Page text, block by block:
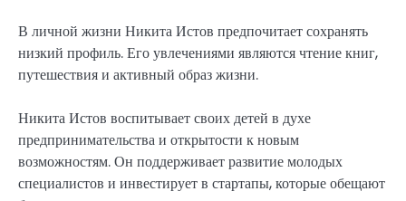
В личной жизни Никита Истов предпочитает сохранять
низкий профиль. Его увлечениями являются чтение книг,
путешествия и активный образ жизни.
Никита Истов воспитывает своих детей в духе
предпринимательства и открытости к новым
возможностям. Он поддерживает развитие молодых
специалистов и инвестирует в стартапы, которые обещают